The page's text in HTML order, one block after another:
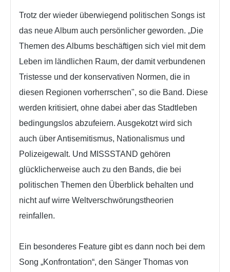
Trotz der wieder überwiegend politischen Songs ist
das neue Album auch persönlicher geworden. „Die
Themen des Albums beschäftigen sich viel mit dem
Leben im ländlichen Raum, der damit verbundenen
Tristesse und der konservativen Normen, die in
diesen Regionen vorherrschen", so die Band. Diese
werden kritisiert, ohne dabei aber das Stadtleben
bedingungslos abzufeiern. Ausgekotzt wird sich
auch über Antisemitismus, Nationalismus und
Polizeigewalt. Und MISSSTAND gehören
glücklicherweise auch zu den Bands, die bei
politischen Themen den Überblick behalten und
nicht auf wirre Weltverschwörungstheorien
reinfallen.
Ein besonderes Feature gibt es dann noch bei dem
Song „Konfrontation“, den Sänger Thomas von